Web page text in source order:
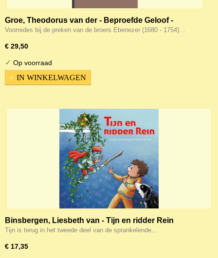
Groe, Theodorus van der - Beproefde Geloof -
Voorredes bij de preken van de broers Ebenezer
werken van Erskine
Voorredes bij de preken van de broers Ebenezer (1680 - 1754)…
€ 29,50
✓ Op voorraad
IN WINKELWAGEN
Binsbergen, Liesbeth van - Tijn en ridder Rein
(Voorleesboek!)
Tijn is terug in het tweede deel van de sprankelende…
€ 17,35